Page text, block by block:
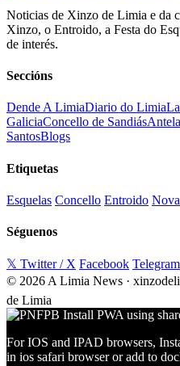
Noticias de Xinzo de Limia e da
Xinzo, o Entroido, a Festa do
de interés.
Seccións
Dende A LimiaDiario do Limia
GaliciaConcello de Sandiás
SantosBlogs
Etiquetas
Esquelas Concello Entroido
Séguenos
𝕏 Twitter / X Facebook Telegram
© 2026 A Limia News ·
de Limia
For IOS and IPAD browsers,
in ios safari browser or add to